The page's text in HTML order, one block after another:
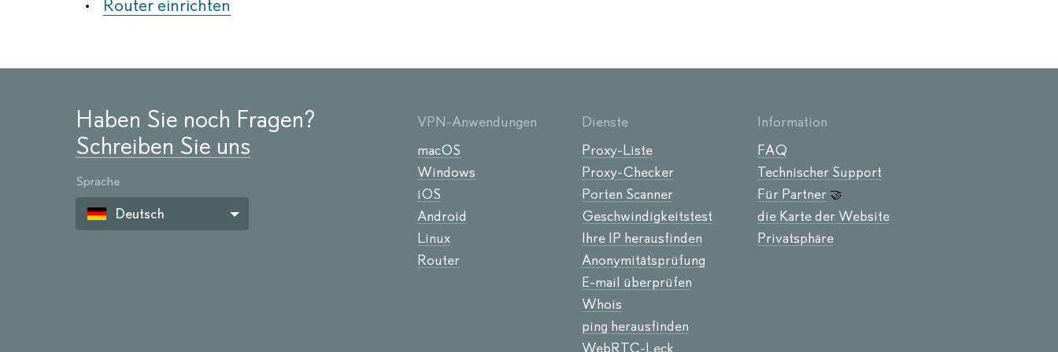
Router einrichten
Haben Sie noch Fragen?
Schreiben Sie uns
Sprache
Deutsch
VPN-Anwendungen
macOS
Windows
iOS
Android
Linux
Router
Dienste
Proxy-Liste
Proxy-Checker
Porten Scanner
Geschwindigkeitstest
Ihre IP herausfinden
Anonymitätsprüfung
E-mail überprüfen
Whois
ping herausfinden
WebRTC-Leck
Information
FAQ
Technischer Support
Für Partner 🤝
die Karte der Website
Privatsphäre